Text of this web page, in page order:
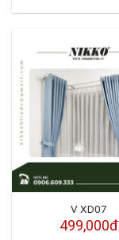
V XD07
499,000đ